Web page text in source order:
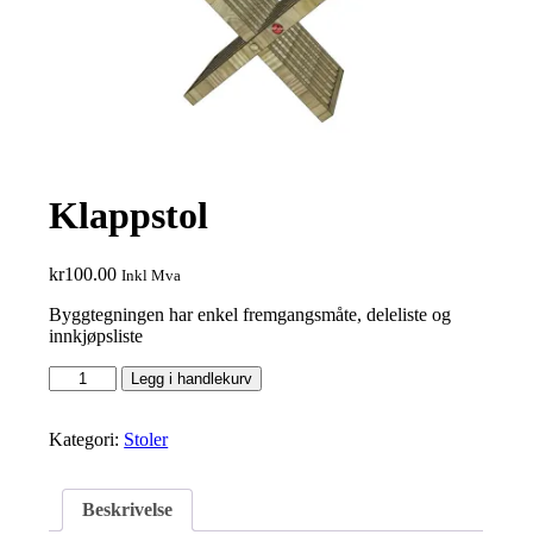
Klappstol
kr100.00 Inkl Mva
Byggtegningen har enkel fremgangsmåte, deleliste og
innkjøpsliste
Klappstol
antall
Legg i handlekurv
Kategori: Stoler
Beskrivelse